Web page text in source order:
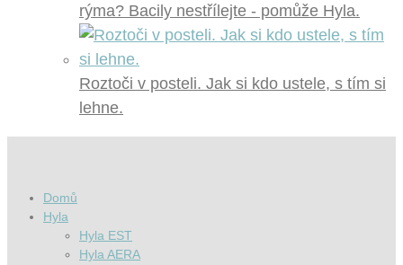
rýma? Bacily nestřílejte - pomůže Hyla.
Roztoči v posteli. Jak si kdo ustele, s tím si
lehne.
Domů
Hyla
Hyla EST
Hyla AERA